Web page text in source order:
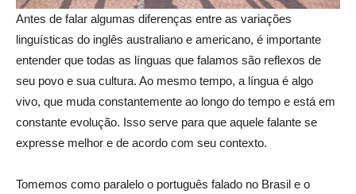
Antes de falar algumas diferenças entre as variações
linguísticas do inglês australiano e americano, é importante
entender que todas as línguas que falamos são reflexos de
seu povo e sua cultura. Ao mesmo tempo, a língua é algo
vivo, que muda constantemente ao longo do tempo e está em
constante evolução. Isso serve para que aquele falante se
expresse melhor e de acordo com seu contexto.
Tomemos como paralelo o português falado no Brasil e o